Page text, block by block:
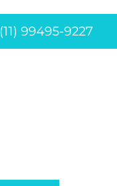
(11) 99495-9227